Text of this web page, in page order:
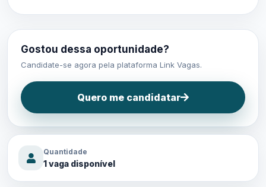
Gostou dessa oportunidade?
Candidate-se agora pela plataforma Link Vagas.
Quero me candidatar
Quantidade
1 vaga disponível